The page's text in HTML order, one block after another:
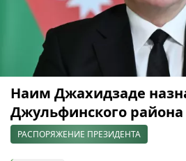
Наим Джахидзаде
Джульфинского
РАСПОРЯЖЕНИЕ ПРЕЗИДЕНТА